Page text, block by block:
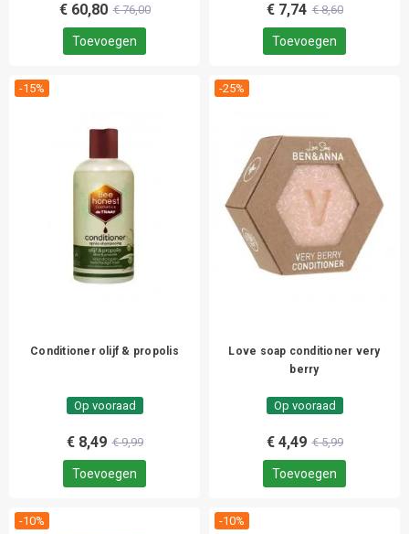
€ 60,80 € 76,00
Toevoegen
€ 7,74 € 8,60
Toevoegen
-15%
Conditioner olijf & propolis
Op vooraad
€ 8,49 € 9,99
Toevoegen
-25%
Love soap conditioner very
berry
Op vooraad
€ 4,49 € 5,99
Toevoegen
-10% -10%